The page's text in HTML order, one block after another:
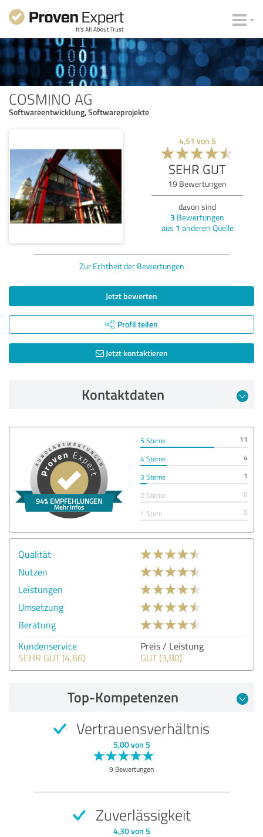
COSMINO AG
Softwareentwicklung, Softwareprojekte
4,51 von 5
SEHR GUT
19 Bewertungen
davon sind
3 Bewertungen
aus 1 anderen Quelle
Zur Echtheit der Bewertungen
Jetzt bewerten
Profil teilen
Jetzt kontaktieren
Kontaktdaten
5 Sterne
11
4 Sterne
4
3 Sterne
1
2 Sterne
0
1 Stern
0
Qualität
Nutzen
Leistungen
Umsetzung
Beratung
Kundenservice
SEHR GUT (4,66)
Preis / Leistung
GUT (3,80)
Top-Kompetenzen
Vertrauensverhältnis
5,00 von 5
9 Bewertungen
Zuverlässigkeit
4,30 von 5